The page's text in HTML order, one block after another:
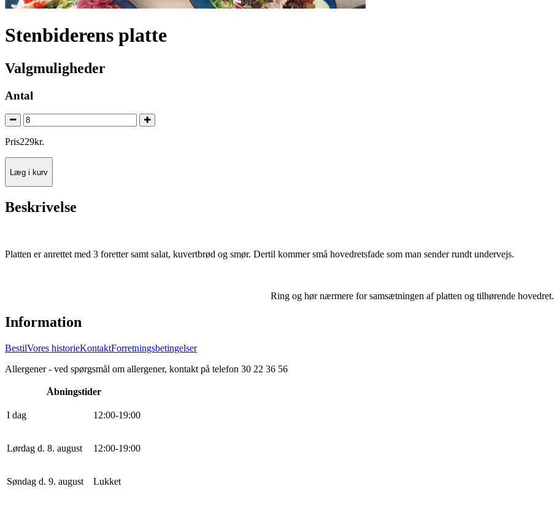
Stenbiderens platte
Valgmuligheder
Antal
Pris229kr.
Læg i kurv
Beskrivelse
Platten er anrettet med 3 foretter samt salat, kuvertbrød og smør. Dertil kommer små hovedretsfade som man sender rundt undervejs.
Ring og hør nærmere for samsætningen af platten og tilhørende hovedret.
Information
BestilVores historieKontaktForretningsbetingelser
Allergener - ved spørgsmål om allergener, kontakt på telefon 30 22 36 56
Åbningstider
I dag 12:00-19:00
Lørdag d. 8. august 12:00-19:00
Søndag d. 9. august Lukket